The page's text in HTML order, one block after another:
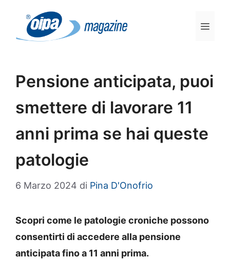
contenuto
Pensione anticipata, puoi
smettere di lavorare 11
anni prima se hai queste
patologie
6 Marzo 2024 di Pina D'Onofrio
Scopri come le patologie croniche possono
consentirti di accedere alla pensione
anticipata fino a 11 anni prima.